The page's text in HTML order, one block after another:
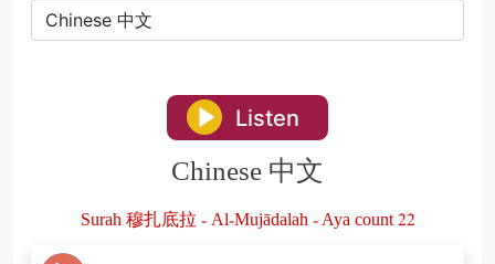
Listen
Chinese 中文
Surah 穆扎底拉 - Al-Mujādalah - Aya count 22